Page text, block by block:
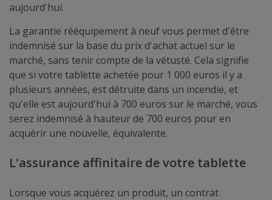
aujourd'hui.
La garantie rééquipement à neuf vous permet d'être
indemnisé sur la base du prix d'achat actuel sur le
marché, sans tenir compte de la vétusté. Cela signifie
que si votre tablette achetée pour 1 000 euros il y a
plusieurs années, est détruite dans un incendie, et
qu'elle est aujourd'hui à 700 euros sur le marché, vous
serez indemnisé à hauteur de 700 euros pour en
acquérir une nouvelle, équivalente.
L'assurance affinitaire de votre tablette
Lorsque vous acquérez un produit, un contrat